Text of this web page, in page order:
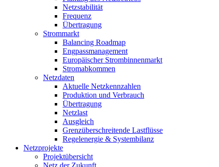
Netzstabilität
Frequenz
Übertragung
Strommarkt
Balancing Roadmap
Engpassmanagement
Europäischer Strombinnenmarkt
Stromabkommen
Netzdaten
Aktuelle Netzkennzahlen
Produktion und Verbrauch
Übertragung
Netzlast
Ausgleich
Grenzüberschreitende Lastflüsse
Regelenergie & Systembilanz
Netzprojekte
Projektübersicht